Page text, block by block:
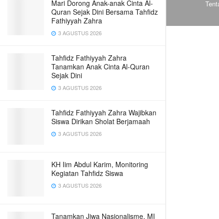
Mari Dorong Anak-anak Cinta Al-
Quran Sejak Dini Bersama Tahfidz
Fathiyyah Zahra
3 AGUSTUS 2026
Tahfidz Fathiyyah Zahra
Tanamkan Anak Cinta Al-Quran
Sejak Dini
3 AGUSTUS 2026
Tahfidz Fathiyyah Zahra Wajibkan
Siswa Dirikan Sholat Berjamaah
3 AGUSTUS 2026
KH Iim Abdul Karim, Monitoring
Kegiatan Tahfidz Siswa
3 AGUSTUS 2026
Tanamkan Jiwa Nasionalisme, MI